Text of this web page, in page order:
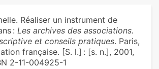
Réaliser un instrument de
: Les archives des associations.
et conseils pratiques. Paris,
française. [S. l.] : [s. n.], 2001,
2-11-004925-1